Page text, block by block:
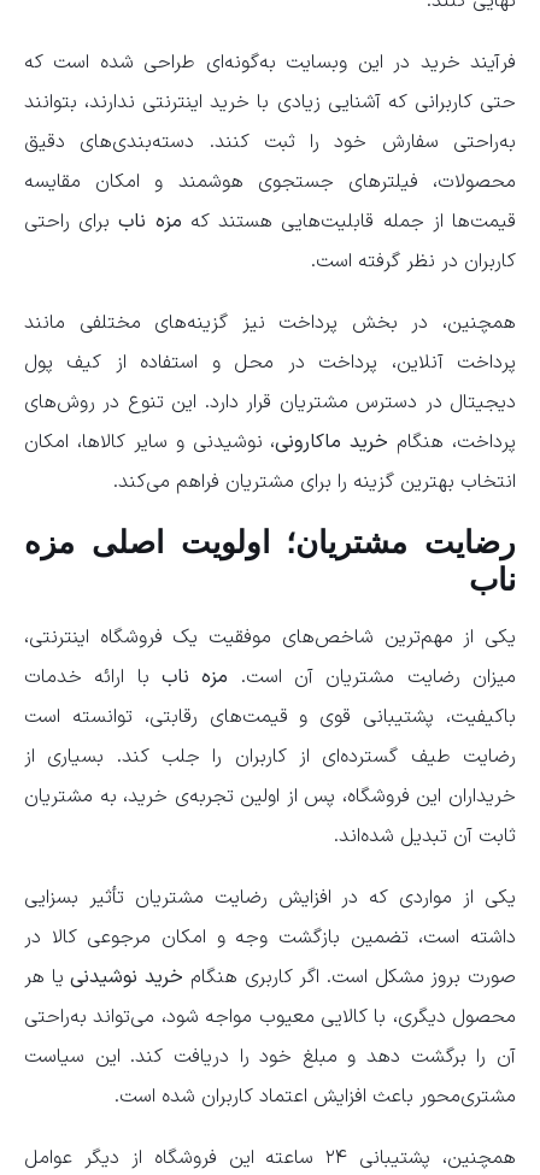
فرآیند خرید در این وبسایت به‌گونه‌ای طراحی شده است که
حتی کاربرانی که آشنایی زیادی با خرید اینترنتی ندارند، بتوانند
به‌راحتی سفارش خود را ثبت کنند. دسته‌بندی‌های دقیق
محصولات، فیلترهای جستجوی هوشمند و امکان مقایسه
قیمت‌ها از جمله قابلیت‌هایی هستند که مزه ناببرای راحتی
کاربران در نظر گرفته است.
همچنین، در بخش پرداخت نیز گزینه‌های مختلفی مانند
پرداخت آنلاین، پرداخت در محل و استفاده از کیف پول
دیجیتال در دسترس مشتریان قرار دارد. این تنوع در روش‌های
پرداخت، هنگام خرید ماکارونی، نوشیدنی و سایر کالاها، امکان
انتخاب بهترین گزینه را برای مشتریان فراهم می‌کند.
رضایت مشتریان؛ اولویت اصلی مزه
ناب
یکی از مهم‌ترین شاخص‌های موفقیت یک فروشگاه اینترنتی،
میزان رضایت مشتریان آن است. مزه ناب با ارائه خدمات
باکیفیت، پشتیبانی قوی و قیمت‌های رقابتی، توانسته است
رضایت طیف گسترده‌ای از کاربران را جلب کند. بسیاری از
خریداران این فروشگاه، پس از اولین تجربه‌ی خرید، به مشتریان
ثابت آن تبدیل شده‌اند.
یکی از مواردی که در افزایش رضایت مشتریان تأثیر بسزایی
داشته است، تضمین بازگشت وجه و امکان مرجوعی کالا در
صورت بروز مشکل است. اگر کاربری هنگام خرید نوشیدنییا هر
محصول دیگری، با کالایی معیوب مواجه شود، می‌تواند به‌راحتی
آن را برگشت دهد و مبلغ خود را دریافت کند. این سیاست
مشتری‌محور باعث افزایش اعتماد کاربران شده است.
همچنین، پشتیبانی ۲۴ ساعته این فروشگاه از دیگر عوامل